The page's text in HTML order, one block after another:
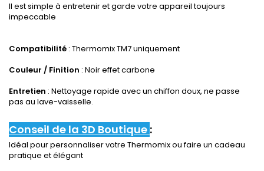
Il est simple à entretenir et garde votre appareil toujours
impeccable
Compatibilité : Thermomix TM7 uniquement
Couleur / Finition : Noir effet carbone
Entretien : Nettoyage rapide avec un chiffon doux, ne passe
pas au lave-vaisselle.
Conseil de la 3D Boutique :
Idéal pour personnaliser votre Thermomix ou faire un cadeau
pratique et élégant